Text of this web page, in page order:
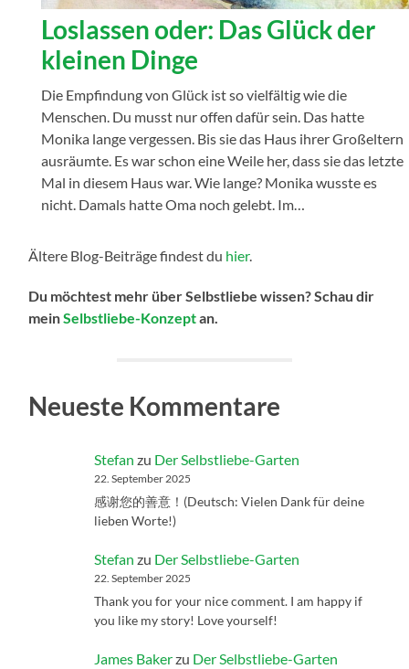
Loslassen oder: Das Glück der
kleinen Dinge
Die Empfindung von Glück ist so vielfältig wie die
Menschen. Du musst nur offen dafür sein. Das hatte
Monika lange vergessen. Bis sie das Haus ihrer Großeltern
ausräumte. Es war schon eine Weile her, dass sie das letzte
Mal in diesem Haus war. Wie lange? Monika wusste es
nicht. Damals hatte Oma noch gelebt. Im…
Ältere Blog-Beiträge findest du hier.
Du möchtest mehr über Selbstliebe wissen? Schau dir
meinSelbstliebe-Konzeptan.
Neueste Kommentare
Stefan zu Der Selbstliebe-Garten
22. September 2025
感谢您的善意！(Deutsch: Vielen Dank für deine
lieben Worte!)
Stefan zu Der Selbstliebe-Garten
22. September 2025
Thank you for your nice comment. I am happy if
you like my story! Love yourself!
James Bakerzu Der Selbstliebe-Garten